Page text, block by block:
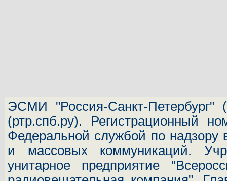
ЭСМИ "Россия-Санкт-Петербург" (
(ртр.спб.ру). Регистрационный
Федеральной службой по
и массовых коммуникаций.
унитарное предприятие